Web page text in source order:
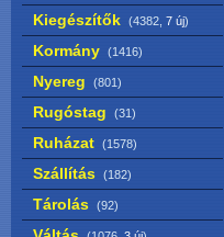
Kiegészítők (4382, 7 új)
Kormány (1416)
Nyereg (801)
Rugóstag (31)
Ruházat (1578)
Szállítás (182)
Tárolás (92)